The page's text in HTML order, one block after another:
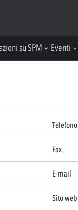
su SPM Eventi
Telefono
Fax
E-mail
Sito web